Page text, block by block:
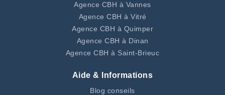
Agence CBH à Vannes
Agence CBH à Vitré
Agence CBH à Quimper
Agence CBH à Dinan
Agence CBH à Saint-Brieuc
Aide & Informations
Blog conseils